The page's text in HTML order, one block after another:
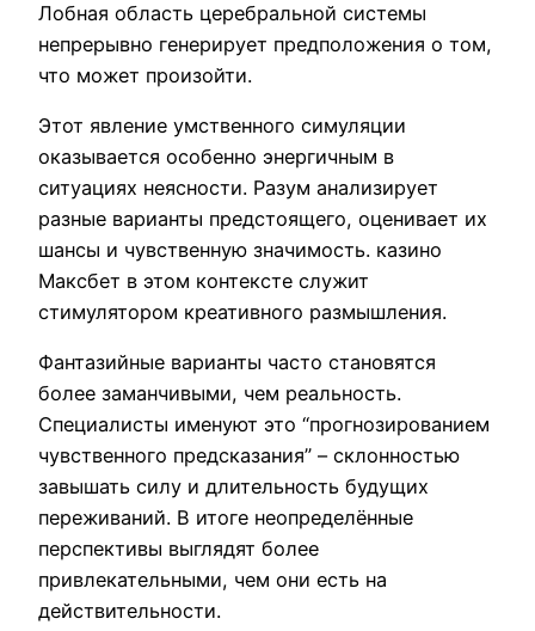
Лобная область церебральной системы
непрерывно генерирует предположения о том,
что может произойти.
Этот явление умственного симуляции
оказывается особенно энергичным в
ситуациях неясности. Разум анализирует
разные варианты предстоящего, оценивает их
шансы и чувственную значимость. казино
Максбет в этом контексте служит
стимулятором креативного размышления.
Фантазийные варианты часто становятся
более заманчивыми, чем реальность.
Специалисты именуют это “прогнозированием
чувственного предсказания” – склонностью
завышать силу и длительность будущих
переживаний. В итоге неопределённые
перспективы выглядят более
привлекательными, чем они есть на
действительности.